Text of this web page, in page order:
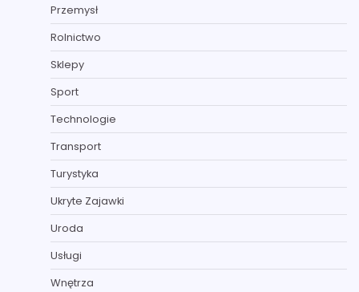
Przemysł
Rolnictwo
Sklepy
Sport
Technologie
Transport
Turystyka
Ukryte Zajawki
Uroda
Usługi
Wnętrza